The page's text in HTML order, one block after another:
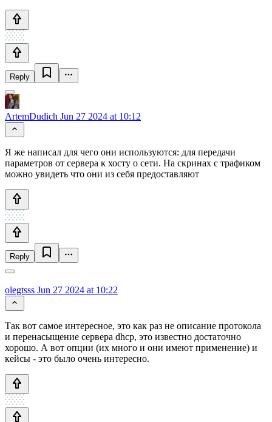
Reply
ArtemDudich Jun 27 2024 at 10:12
Я же написал для чего они используются: для передачи
параметров от сервера к хосту о сети. На скринах с трафиком
можно увидеть что они из себя предоставляют
Reply
olegtsss Jun 27 2024 at 10:22
Так вот самое интересное, это как раз не описание протокола
и перенасыщение сервера dhcp, это известно достаточно
хорошо. А вот опции (их много и они имеют применение) и
кейсы - это было очень интересно.